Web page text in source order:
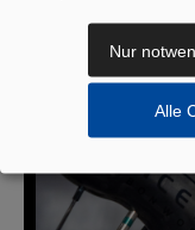
Nur
Alle